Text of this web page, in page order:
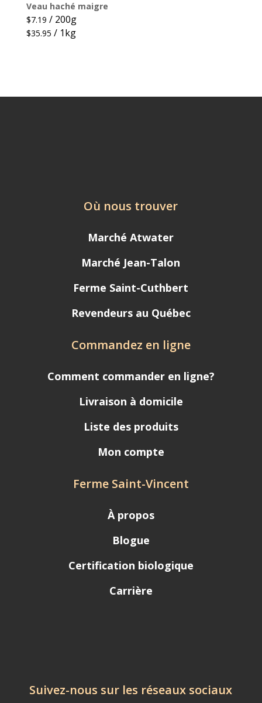
Veau haché maigre
$7.19 / 200g
$35.95 / 1kg
Où nous trouver
Marché Atwater
Marché Jean-Talon
Ferme Saint-Cuthbert
Revendeurs au Québec
Commandez en ligne
Comment commander en ligne?
Livraison à domicile
Liste des produits
Mon compte
Ferme Saint-Vincent
À propos
Blogue
Certification biologique
Carrière
Suivez-nous sur les réseaux sociaux